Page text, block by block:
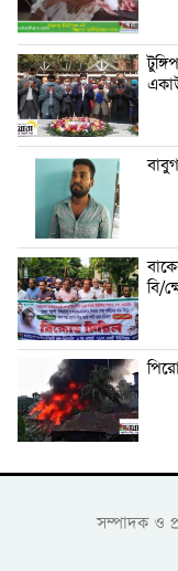
বি/
সম্পাদক ও